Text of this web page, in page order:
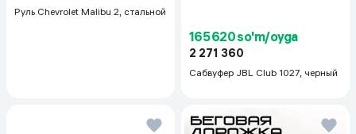
Руль Chevrolet Malibu 2, cтальной
165 620 so'm/oyga
2 271 360
Сабвуфер JBL Club 1027, черный